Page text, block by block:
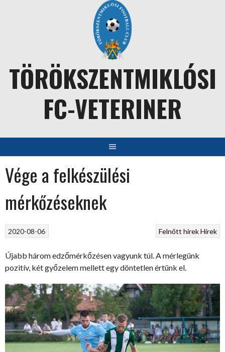
TÖRÖKSZENTMIKLÓSI
FC-VETERINER
Vége a felkészülési
mérkőzéseknek
Felnőtt hírekHírek
2020-08-06
Újabb három edzőmérkőzésen vagyunk túl. A mérlegünk
pozitív, két győzelem mellett egy döntetlen értünk el.